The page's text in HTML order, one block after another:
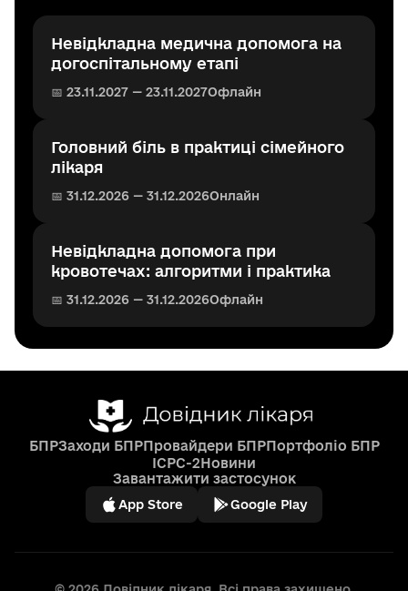
Невідкладна медична допомога на
догоспітальному етапі
📅 23.11.2027 — 23.11.2027Офлайн
Головний біль в практиці сімейного
лікаря
📅 31.12.2026 — 31.12.2026Онлайн
Невідкладна допомога при
кровотечах: алгоритми і практика
📅 31.12.2026 — 31.12.2026Офлайн
БПРЗаходи БПРПровайдери БПРПортфоліо БПР
ICPC-2Новини
Завантажити застосунок
App Store Google Play